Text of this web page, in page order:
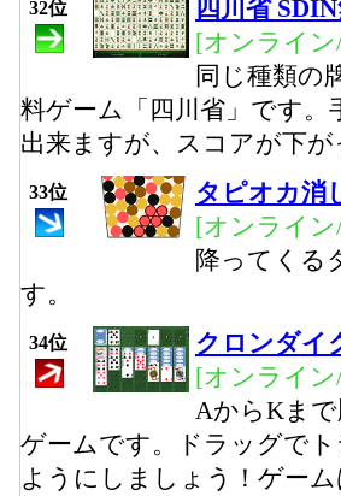
32位
四川省
[オンライ
同じ種類の
料ゲーム「四川省」です
出来ますが、スコアが下
33位
タピオカ消
[オンライ
降ってくる
す。
34位
クロンダイ
[オンライ
AからKま
ゲームです。ドラッグで
ようにしましょう！ゲー